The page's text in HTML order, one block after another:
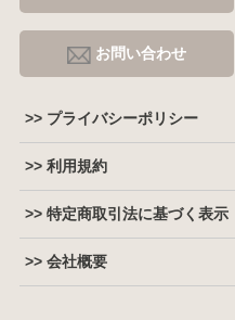
お問い合わせ
>> プライバシーポリシー
>> 利用規約
>> 特定商取引法に基づく表示
>> 会社概要